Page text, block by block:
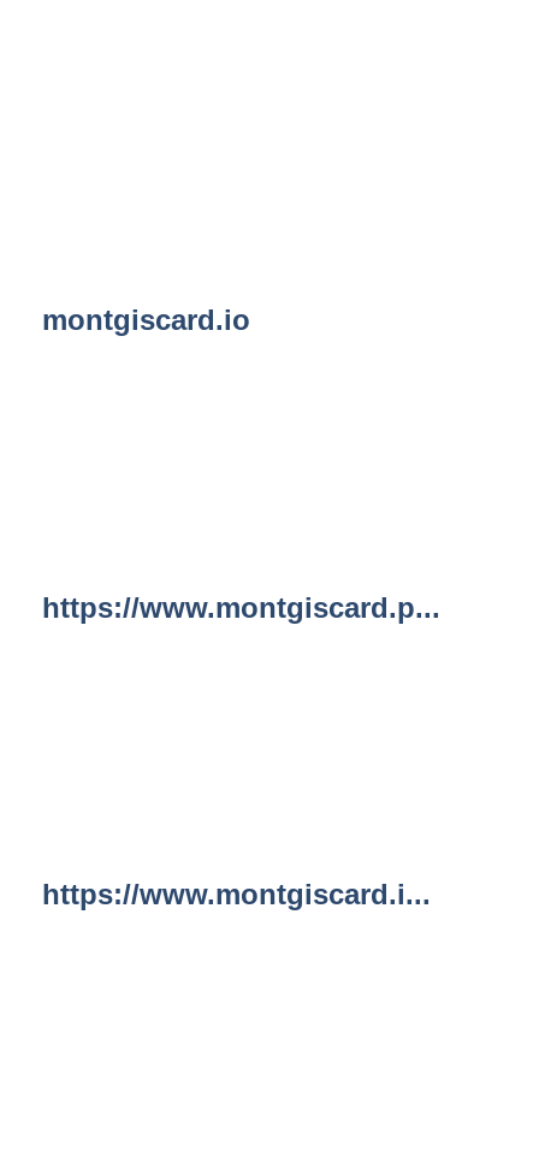
montgiscard.io
https://www.montgiscard.p...
https://www.montgiscard.i...